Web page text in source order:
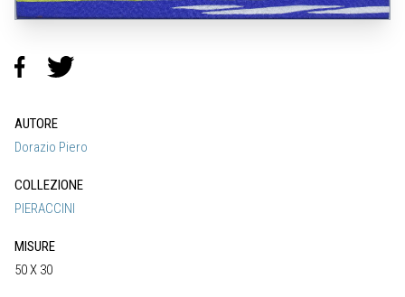
AUTORE
Dorazio Piero
COLLEZIONE
PIERACCINI
MISURE
50 X 30